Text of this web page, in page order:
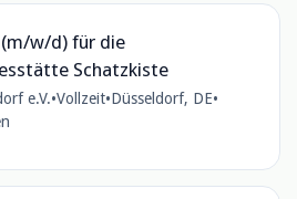
(m/w/d) für die
Schatzkiste
e.V.•Vollzeit•Düsseldorf, DE•